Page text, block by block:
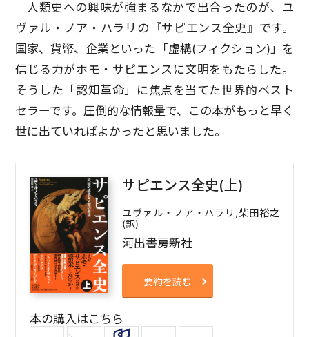
人類史への興味が強まるなかで出合ったのが、ユ
ヴァル・ノア・ハラリの『サピエンス全史』です。
国家、貨幣、企業といった「虚構(フィクション)」を
信じる力がホモ・サピエンスに文明をもたらした。
そうした「認知革命」に焦点を当てた世界的ベスト
セラーです。圧倒的な情報量で、この本がもっと早く
世に出ていればよかったと思いました。
サピエンス全史(上)
ユヴァル・ノア・ハラリ,柴田裕之
(訳)
河出書房新社
要約を読む
本の購入はこちら